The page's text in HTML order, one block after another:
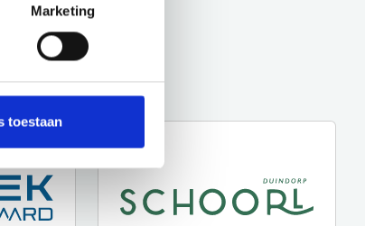
Marketing
toestaan